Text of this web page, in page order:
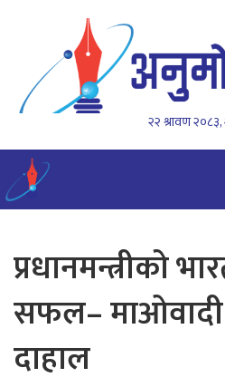
२२ श्रावण २०८३,
प्रधानमन्त्रीको
सफल– माओवादी
दाहाल